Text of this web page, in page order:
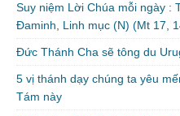
Suy niệm Lời Chúa mỗi ngày :
Đaminh, Linh mục (N) (Mt 17,
Đức Thánh Cha sẽ tông du
5 vị thánh dạy chúng ta yêu
Tám này